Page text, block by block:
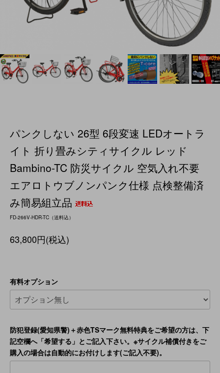
パンクしない 26型 6段変速 LEDオートラ
イト 折り畳みシティサイクル レッド
Bambino-TC 防災サイクル 空気入れ不要
エアロトウブノンパンク仕様 点検整備済
み簡易組立品
FD-266V-HDR-TC（送料込）
63,800円(税込)
有料オプション
防犯登録(愛知県警)＋赤色TSマーク無料特典をご希望の方は、下
記空欄へ「希望する」とご記入下さい。※サイクル補償付きをご
購入の場合は自動的にお付けします(ご記入不要)。